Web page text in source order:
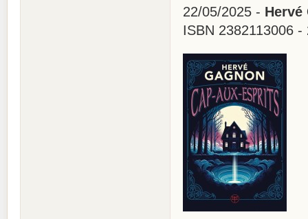
22/05/2025 - Hervé
ISBN 2382113006 -